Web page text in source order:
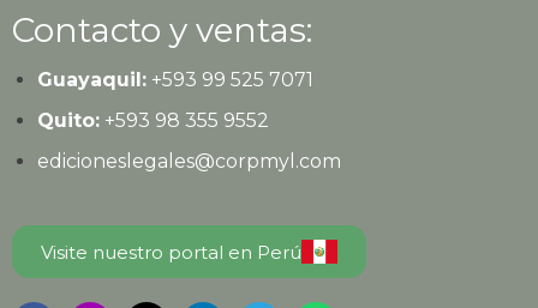
Contacto y ventas:
Guayaquil:+593 99 525 7071
Quito:+593 98 355 9552
edicioneslegales@corpmyl.com
Visite nuestro portal en Perú